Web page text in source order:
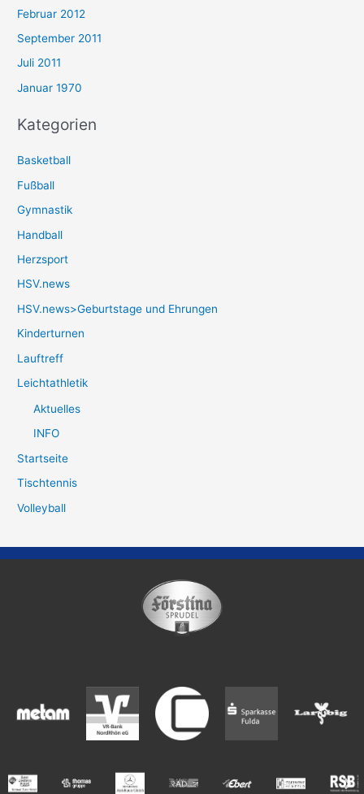
Februar 2012
September 2011
Juli 2011
Januar 1970
Kategorien
Basketball
Fußball
Gymnastik
Handball
Herzsport
HSV.news
HSV.news>Geburtstage und Ehrungen
Kinderturnen
Lauftreff
Leichtathletik
Aktuelles
INFO
Startseite
Tischtennis
Volleyball